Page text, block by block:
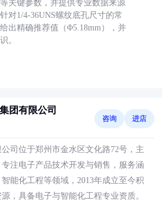
关键参数，并提供专业数据来源
对1/4-36UNS螺纹底孔尺寸的常
出精确推荐值（Φ5.18mm），并
。
团有限公司
咨询 进店
司位于郑州市金水区文化路72号，主
注电子产品技术开发与销售，服务涵
能化工程等领域，2013年成立至今积
，具备电子与智能化工程专业资质。